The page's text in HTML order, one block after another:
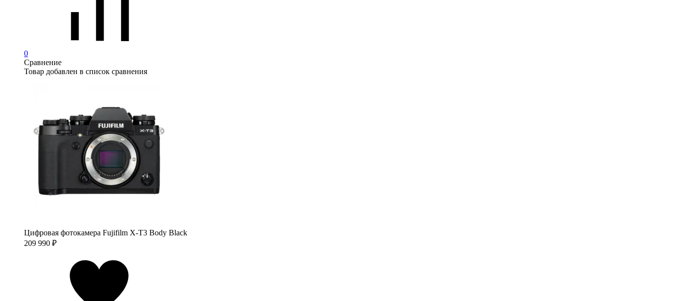
0
Сравнение
Товар добавлен в список сравнения
Цифровая фотокамера Fujifilm X-T3 Body Black
209 990 ₽